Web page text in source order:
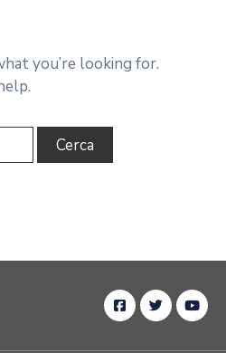
you’re looking for.